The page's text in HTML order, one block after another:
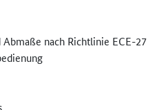
nach Richtlinie ECE-27